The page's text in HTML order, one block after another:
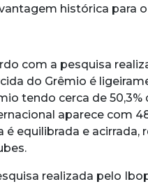
histórica para
com a pesquisa
do Grêmio é
tendo cerca de
aparece com
equilibrada e acirrada,
realizada pelo